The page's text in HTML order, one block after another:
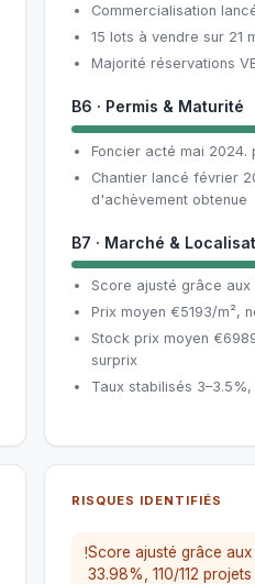
Commercialisation
15 lots à vendre sur 21
Majorité réservations
B6 · Permis & Maturité
Foncier acté mai
Chantier lancé février
d'achèvement obtenue
B7 · Marché &
Score ajusté grâce aux
Prix moyen €5193/m²,
Stock prix moyen
surprix
Taux stabilisés
RISQUES IDENTIFIÉS
!Score ajusté grâce
33.98%, 110/112